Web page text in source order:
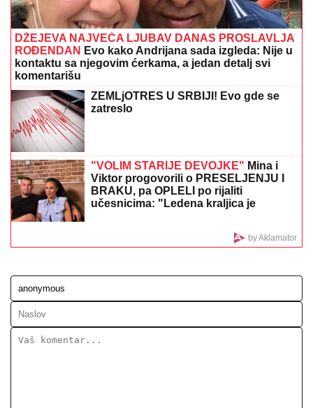
Hitno uključivanje Mustafe Durdžića u emisiju, otkrio
detalje video poziva sa Majom: "Mevlida je ljuta na
nju"
VELIKI USPEH! Srbija osvojila medalju
na prvenstvu Evrope!